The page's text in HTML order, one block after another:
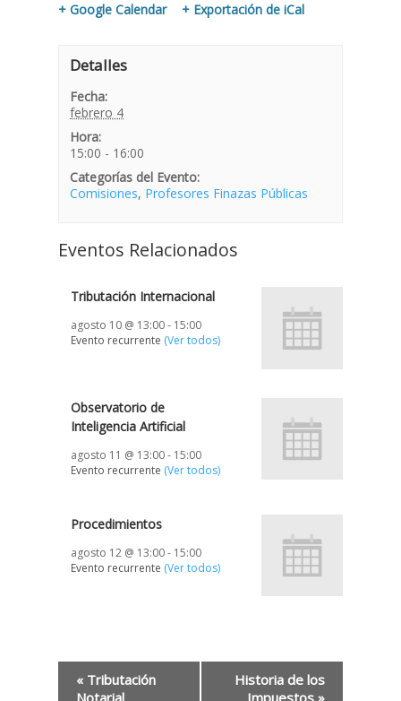
+ Google Calendar + Exportación de iCal
Detalles
Fecha:
febrero 4
Hora:
15:00 - 16:00
Categorías del Evento:
Comisiones, Profesores Finazas Públicas
Eventos Relacionados
Tributación Internacional
agosto 10 @ 13:00- 15:00
Evento recurrente (Ver todos)
Observatorio de
Inteligencia Artificial
agosto 11 @ 13:00- 15:00
Evento recurrente (Ver todos)
Procedimientos
agosto 12 @ 13:00- 15:00
Evento recurrente (Ver todos)
«Tributación
Historia de los